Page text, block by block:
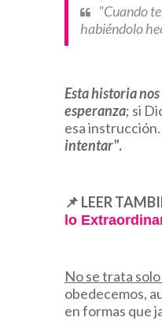
"Cuando
habiéndolo
Esta historia
esperanza; si
esa
intentar".
📌 LEER
lo
No se trata
obedecemos,
en formas que